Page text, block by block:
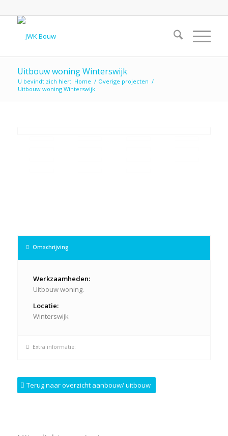
Uitbouw woning Winterswijk
U bevindt zich hier: Home / Overige projecten /
Uitbouw woning Winterswijk
Omschrijving
Werkzaamheden:
Uitbouw woning.
Locatie:
Winterswijk
Extra informatie:
Terug naar overzicht aanbouw/ uitbouw